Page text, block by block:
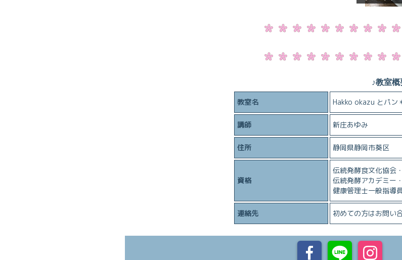
♪教室概
教室名 Hakko okazu とパン
講師 新庄あゆみ
住所 静岡県静岡市葵区
資格
伝統発酵食文化協会
伝統発酵アカデミー
健康管理士一般指導
連絡先 初めての方はお問い